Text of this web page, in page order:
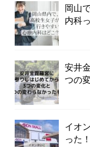
岡山
内科
安井
つの
イオ
った！